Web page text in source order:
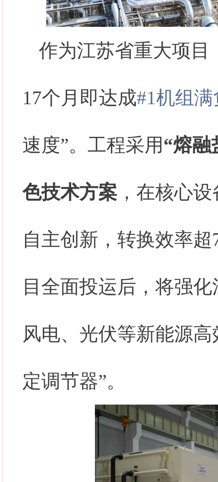
作为江苏省重大项目
17个月即达成#1机组
速度”。工程采用 “熔融
色技术方案 ，在核心
自主创新，转换效率
目全面投运后，将强
风电、光伏等新能源
定调节器”。